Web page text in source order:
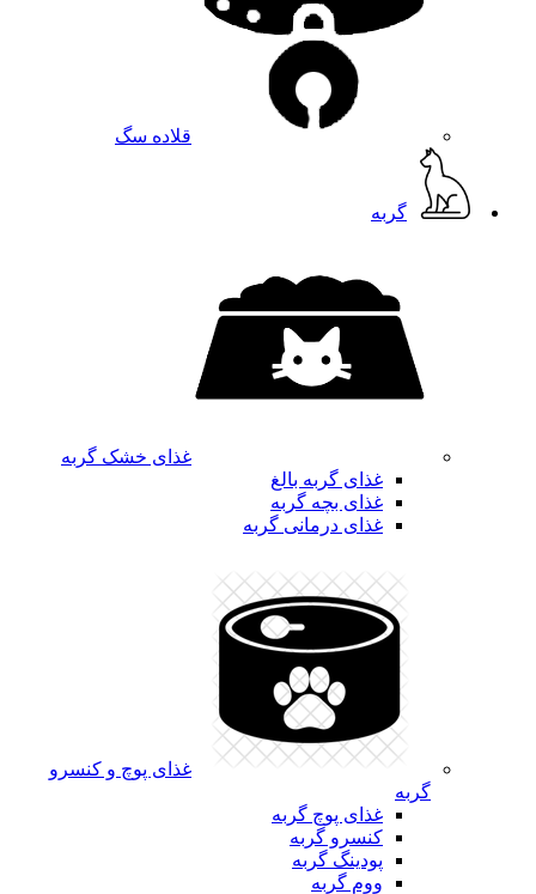
قلاده سگ
گربه
غذای خشک گربه
غذای گربه بالغ
غذای بچه گربه
غذای درمانی گربه
غذای پوچ و کنسرو
گربه
غذای پوچ گربه
کنسرو گربه
پودینگ گربه
ووم گربه